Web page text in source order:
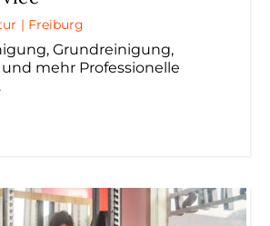
| Freiburg
Grundreinigung,
mehr Professionelle